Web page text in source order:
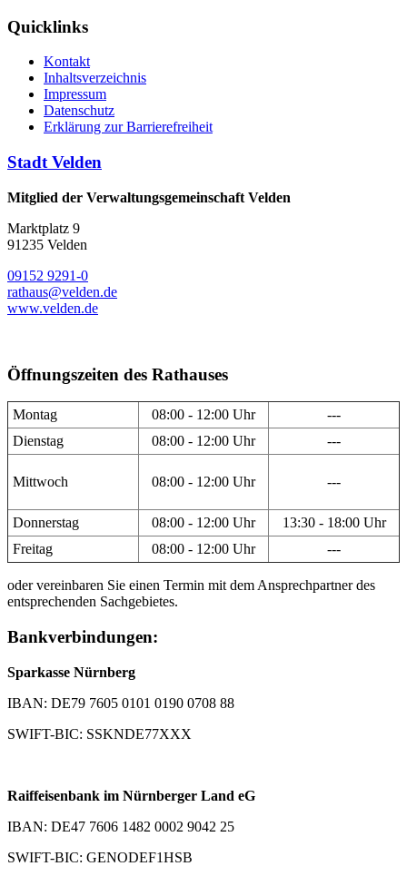
Quicklinks
Kontakt
Inhaltsverzeichnis
Impressum
Datenschutz
Erklärung zur Barrierefreiheit
Stadt Velden
Mitglied der Verwaltungsgemeinschaft Velden
Marktplatz 9
91235 Velden
09152 9291-0
rathaus@velden.de
www.velden.de
Öffnungszeiten des Rathauses
Montag 08:00 - 12:00 Uhr
---
Dienstag
08:00 - 12:00 Uhr ---
Mittwoch 08:00 - 12:00 Uhr ---
Donnerstag 08:00 - 12:00 Uhr
13:30 - 18:00 Uhr
Freitag
08:00 - 12:00 Uhr ---
oder vereinbaren Sie einen Termin mit dem Ansprechpartner des
entsprechenden Sachgebietes.
Bankverbindungen:
Sparkasse Nürnberg
IBAN: DE79 7605 0101 0190 0708 88
SWIFT-BIC: SSKNDE77XXX
Raiffeisenbank im Nürnberger Land eG
IBAN: DE47 7606 1482 0002 9042 25
SWIFT-BIC: GENODEF1HSB